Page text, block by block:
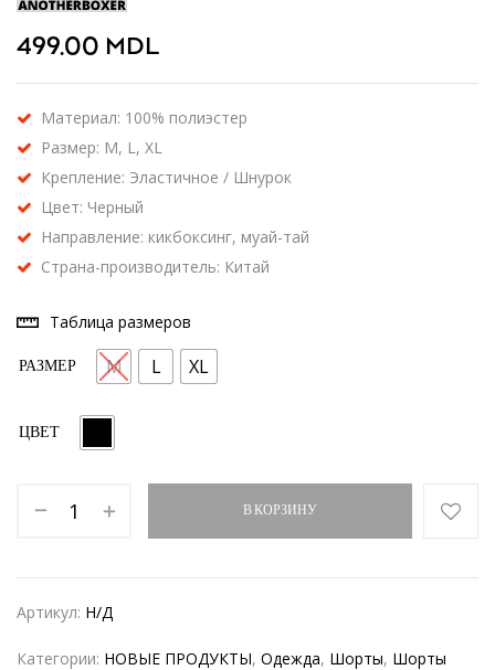
499.00 MDL
Материал: 100% полиэстер
Размер: M, L, XL
Крепление: Эластичное / Шнурок
Цвет: Черный
Направление: кикбоксинг, муай-тай
Страна-производитель: Китай
Таблица размеров
РАЗМЕР M L XL
ЦВЕТ
В КОРЗИНУ
Артикул: Н/Д
Категории: НОВЫЕ ПРОДУКТЫ, Одежда, Шорты, Шорты